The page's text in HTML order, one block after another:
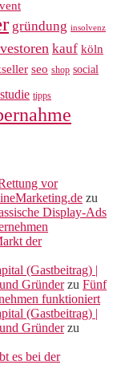
gründung insolvenz
kauf köln
seo shop social
studie tipps
vor
zu
Display-Ads
der
(Gastbeitrag) |
Gründerzu Fünf
funktioniert
(Gastbeitrag) |
Gründerzu
es bei der